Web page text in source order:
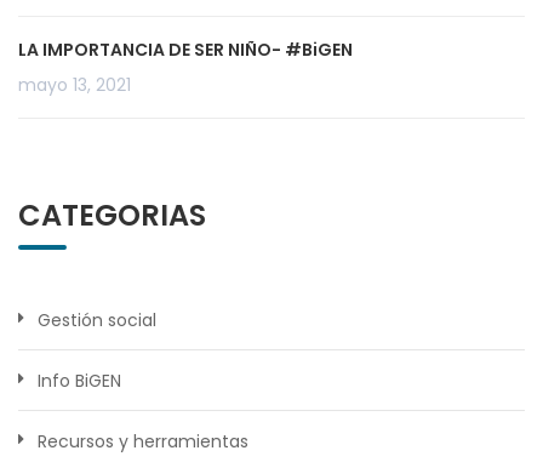
LA IMPORTANCIA DE SER NIÑO- #BiGEN
mayo 13, 2021
CATEGORIAS
Gestión social
Info BiGEN
Recursos y herramientas